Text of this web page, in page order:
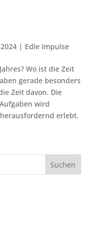
| Edle Impulse
Wo ist die Zeit
gerade besonders
Zeit davon. Die
wird
erlebt.